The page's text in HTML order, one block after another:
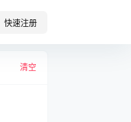
快速注册
清空